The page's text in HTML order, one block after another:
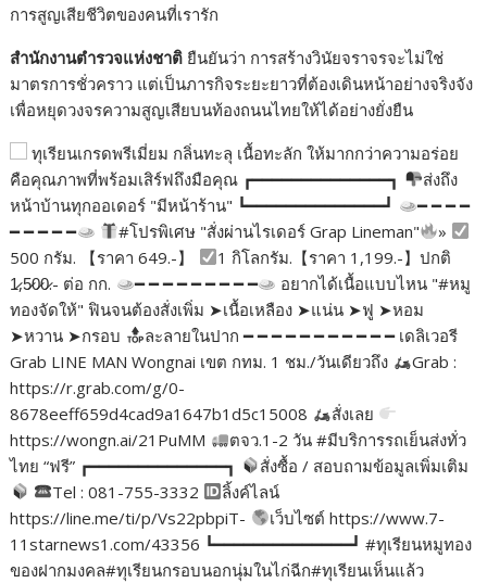
การสูญเสียชีวิตของคนที่เรารัก
สำนักงานตำรวจแห่งชาติ ยืนยันว่า การสร้างวินัยจราจรจะไม่ใช่
มาตรการชั่วคราว แต่เป็นภารกิจระยะยาวที่ต้องเดินหน้าอย่างจริงจัง
เพื่อหยุดวงจรความสูญเสียบนท้องถนนไทยให้ได้อย่างยั่งยืน
ทุเรียนเกรดพรีเมี่ยม กลิ่นทะลุ เนื้อทะลัก ให้มากกว่าความอร่อย
คือคุณภาพที่พร้อมเสิร์ฟถึงมือคุณ ┏━━━━━━━━━━━━━━┓
ส่งถึง
หน้าบ้านทุกออเดอร์ "มีหน้าร้าน" ┗━━━━━━━━━━━━━━┛
━ ━ ━ ━
━ ━ ━ ━ ━
#โปรพิเศษ "สั่งผ่านไรเดอร์ Grap Lineman"
»
500 กรัม. 【ราคา 649.-】
1 กิโลกรัม.【ราคา 1,199.-】ปกติ
1̷,5̷0̷0̷.- ต่อ กก.
━ ━ ━ ━ ━ ━ ━ ━ ━
อยากได้เนื้อแบบไหน "#หมู
ทองจัดให้" ฟินจนต้องสั่งเพิ่ม ➤เนื้อเหลือง ➤แน่น ➤ฟู ➤หอม
➤หวาน ➤กรอบ
ละลายในปาก ━ ━ ━ ━ ━ ━ ━ ━ ━ ━ ━ เดลิเวอรี
Grab LINE MAN Wongnai เขต กทม. 1 ชม./วันเดียวถึง
Grab :
https://r.grab.com/g/0-
8678eeff659d4cad9a1647b1d5c15008
สั่งเลย
https://wongn.ai/21PuMM
ตจว.1-2 วัน #มีบริการรถเย็นส่งทั่ว
ไทย “ฟรี” ┏━━━━━━━━━━━━━━┓
สั่งซื้อ / สอบถามข้อมูลเพิ่มเติม
Tel : 081-755-3332
ลิ้งค์ไลน์
https://line.me/ti/p/Vs22pbpiT-
เว็บไซต์ https://www.7-
11starnews1.com/43356 ┗━━━━━━━━━━━━━━┛ #ทุเรียนหมูทอง
ของฝากมงคล#ทุเรียนกรอบนอกนุ่มในไก่ฉีก#ทุเรียนเห็นแล้ว